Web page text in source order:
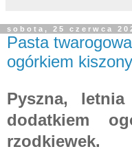
sobota, 25 czerwca
Pasta
ogórkiem
Pyszna,
dodatkiem
rzodkiewek.